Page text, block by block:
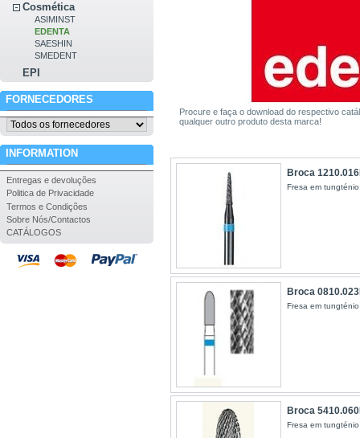
Cosmética
ASIMINST
EDENTA
SAESHIN
SMEDENT
EPI
FORNECEDORES
INFORMATION
Entregas e devoluções
Politica de Privacidade
Termos e Condições
Sobre Nós/Contactos
CATÁLOGOS
Procure e faça o download do respectivo
qualquer outro produto desta marca!
Broca
Fresa em
Broca
Fresa em
Broca
Fresa em